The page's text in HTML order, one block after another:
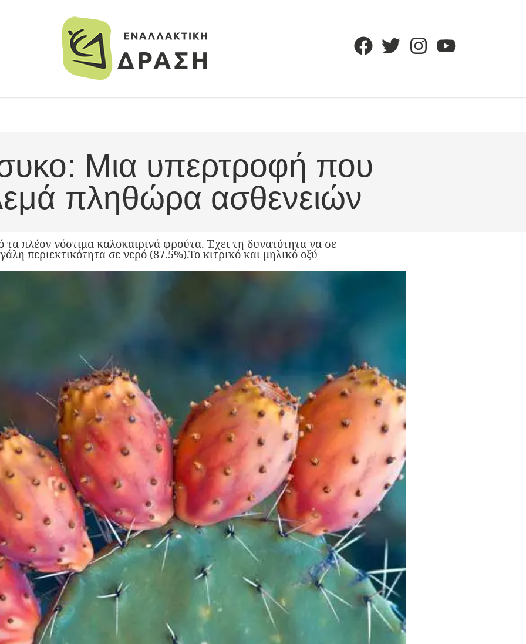
Μια υπερτροφή που
πληθώρα ασθενειών
τα πλέον νόστιμα καλοκαιρινά φρούτα. Έχει τη δυνατότητα να σε
περιεκτικότητα σε νερό (87.5%).Το κιτρικό και μηλικό οξύ